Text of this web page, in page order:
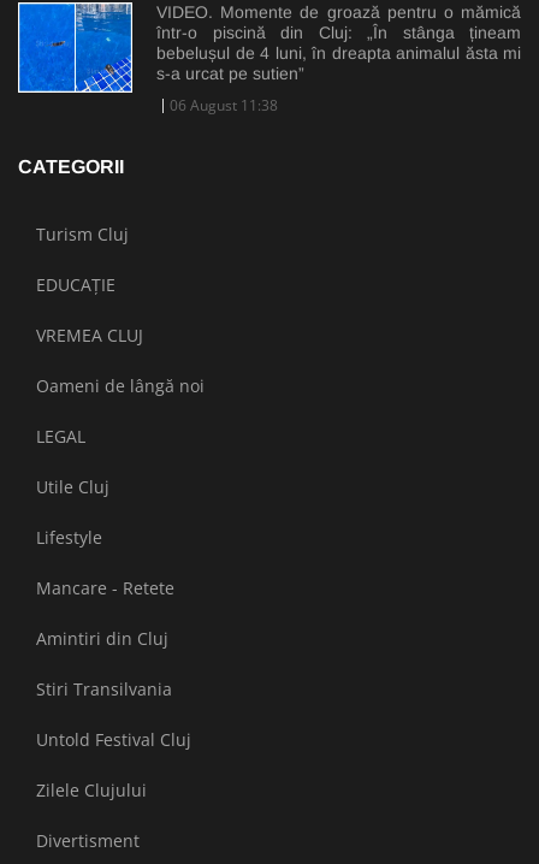
VIDEO. Momente de groază pentru o mămică
într-o piscină din Cluj: „În stânga țineam
bebelușul de 4 luni, în dreapta animalul ăsta mi
s-a urcat pe sutien”
06 August 11:38
CATEGORII
Turism Cluj
EDUCAȚIE
VREMEA CLUJ
Oameni de lângă noi
LEGAL
Utile Cluj
Lifestyle
Mancare - Retete
Amintiri din Cluj
Stiri Transilvania
Untold Festival Cluj
Zilele Clujului
Divertisment